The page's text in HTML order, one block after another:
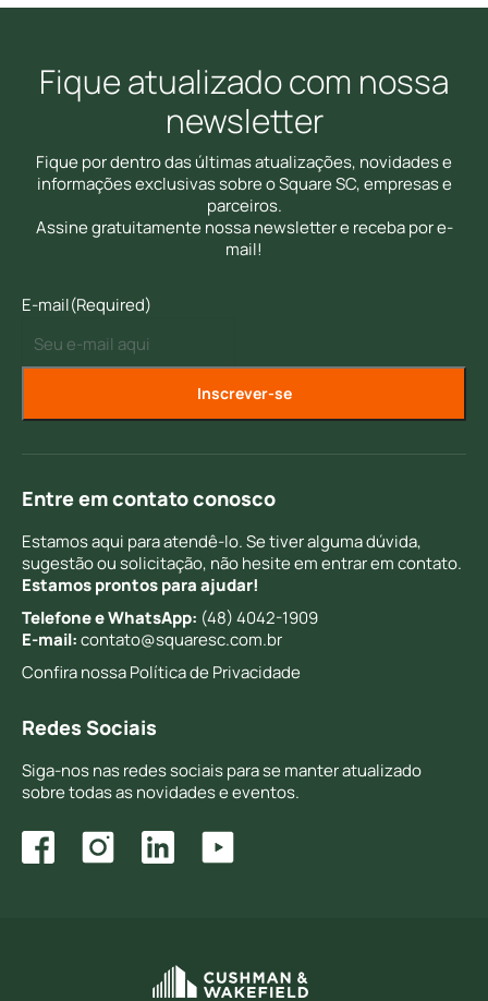
Fique atualizado com nossa
newsletter
Fique por dentro das últimas atualizações, novidades e
informações exclusivas sobre o Square SC, empresas e
parceiros.
Assine gratuitamente nossa newsletter e receba por e-
mail!
E-mail(Required)
Entre em contato conosco
Estamos aqui para atendê-lo. Se tiver alguma dúvida,
sugestão ou solicitação, não hesite em entrar em contato.
Estamos prontos para ajudar!
Telefone e WhatsApp: (48) 4042-1909
E-mail:contato@squaresc.com.br
Confira nossaPolítica de Privacidade
Redes Sociais
Siga-nos nas redes sociais para se manter atualizado
sobre todas as novidades e eventos.